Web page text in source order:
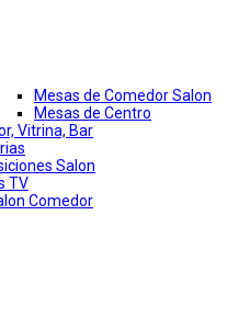
Mesas de Comedor Salon
Mesas de Centro
Vitrina, Bar
Salon
TV
Comedor